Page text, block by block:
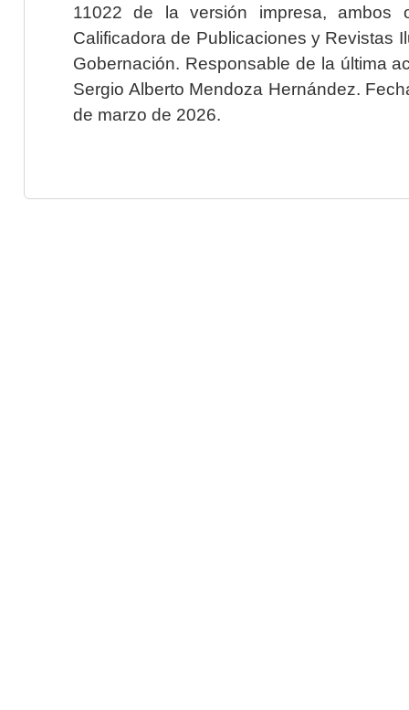
11022 de la versión impresa, ambos
Calificadora de Publicaciones y Revistas
Gobernación. Responsable de la última
Sergio Alberto Mendoza Hernández.
de marzo de 2026.